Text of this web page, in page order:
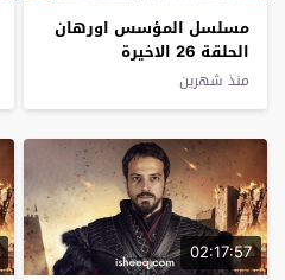
مسلسل المؤسس اورهان
الحلقة 26 الاخيرة
منذ شهرين
02:17:57